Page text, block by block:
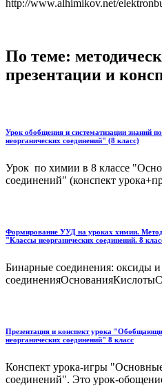
http://www.alhimikov.net/
По теме:
презентации и
Урок обобщения и систематизации знаний
неорганических соединений" (8 класс)
Урок по химии в 8 классе
соединений" (конспект
Формирование УУД на уроках химии.
"Классы неорганических соединений. 8
Бинарные соединения: оксиды
Презентация и конспект урока
неорганических соединений" 8 класс
Конспект урока-игры
соединений". Это урок-